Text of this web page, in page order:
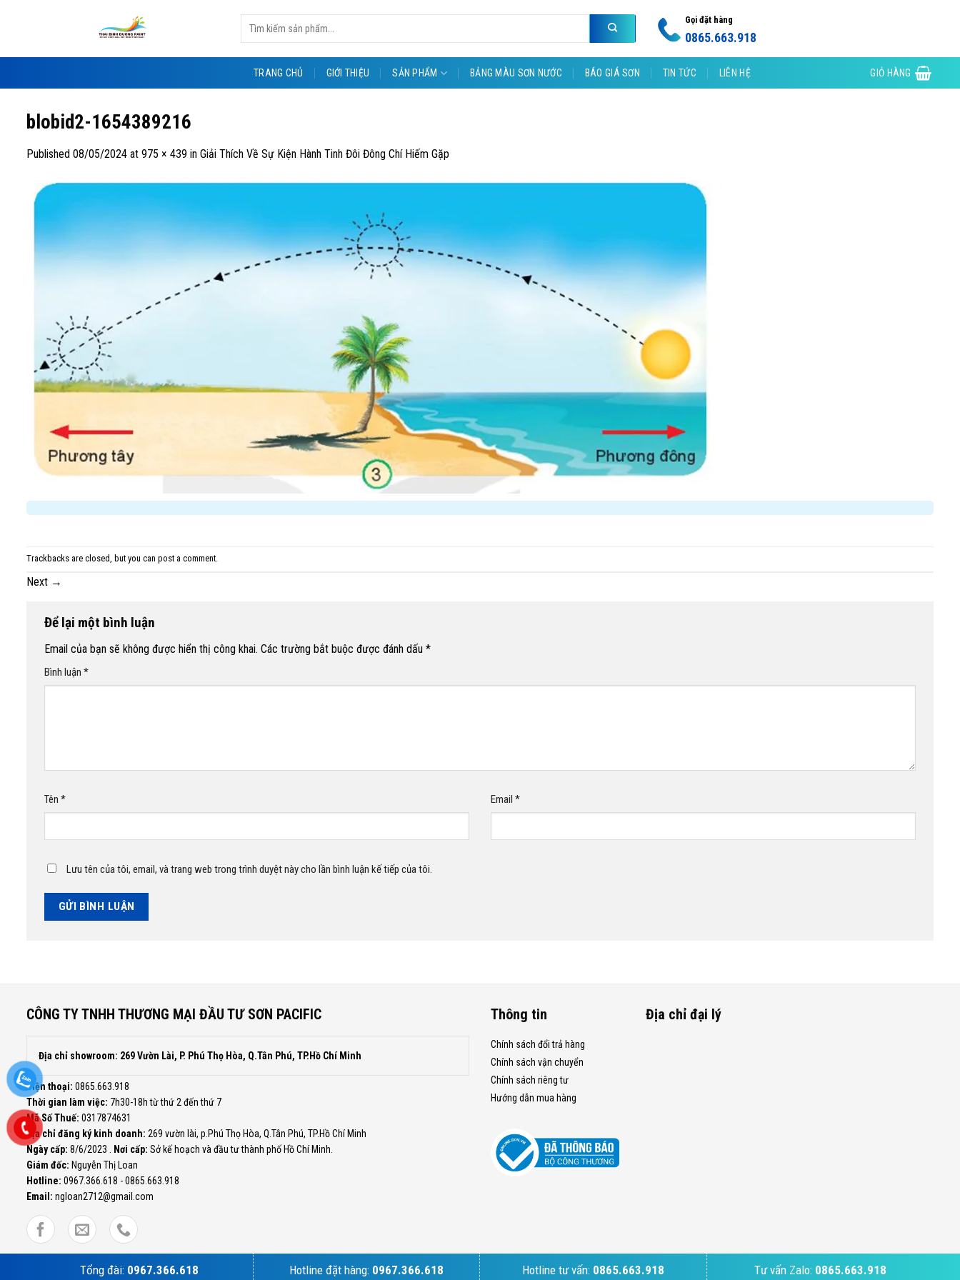
Tìm
kiếm:
Gọi đặt hàng
0865.663.918
TRANG CHỦ GIỚI THIỆU SẢN PHẨM BẢNG MÀU SƠN NƯỚC BÁO GIÁ SƠN TIN TỨC LIÊN HỆ GIỎ HÀNG
blobid2-1654389216
Published 08/05/2024 at 975 × 439 in Giải Thích Về Sự Kiện Hành Tinh Đôi Đông Chí Hiếm Gặp
Trackbacks are closed, but you can post a comment
Next →
Để lại một bình luận
Email của bạn sẽ không được hiển thị công khai. Các trường bắt buộc được đánh dấu *
Bình luận *
Tên * Email *
Lưu tên của tôi, email, và trang web trong trình duyệt này cho lần bình luận kế tiếp của tôi.
CÔNG TY TNHH THƯƠNG MẠI ĐẦU TƯ SƠN PACIFIC
Địa chỉ showroom: 269 Vườn Lài, P. Phú Thọ Hòa, Q.Tân Phú, TP.Hồ Chí Minh
Điện thoại: 0865.663.918
Thời gian làm việc: 7h30-18h từ thứ 2 đến thứ 7
Mã Số Thuế: 0317874631
Địa chỉ đăng ký kinh doanh: 269 vườn lài, p.Phú Thọ Hòa, Q.Tân Phú, TP.Hồ Chí Minh
Ngày cấp: 8/6/2023 . Nơi cấp: Sở kế hoạch và đầu tư thành phố Hồ Chí Minh.
Giám đốc: Nguyễn Thị Loan
Hotline: 0967.366.618 - 0865.663.918
Email: ngloan2712@gmail.com
Thông tin
Chính sách đổi trả hàng
Chính sách vận chuyển
Chính sách riêng tư
Hướng dẫn mua hàng
Địa chỉ đại lý
Tổng đài: 0967.366.618 Hotline đặt hàng: 0967.366.618 Hotline tư vấn: 0865.663.918 Tư vấn Zalo: 0865.663.918